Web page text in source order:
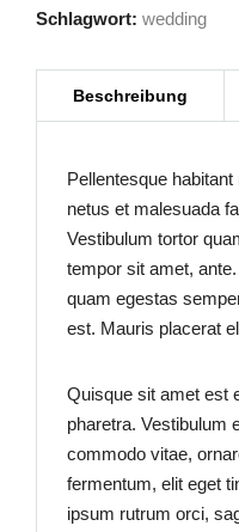
Schlagwort: wedding
Pellentesque
netus et malesuada
Vestibulum tortor
tempor sit amet,
quam egestas
est. Mauris placerat
Quisque sit amet est
pharetra. Vestibulum
commodo vitae,
fermentum, elit eget
ipsum rutrum orci,